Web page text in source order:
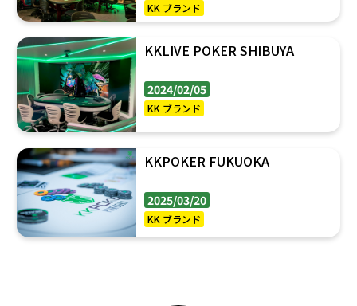
KK ブランド
KKLIVE POKER SHIBUYA
2024/02/05
KK ブランド
KKPOKER FUKUOKA
2025/03/20
KK ブランド